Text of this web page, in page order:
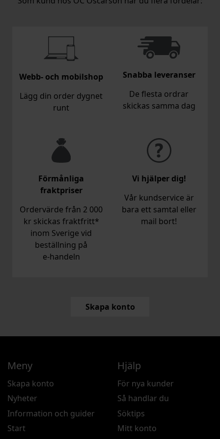
Webb- och mobilshop
Lägg din order dygnet
runt
Snabba leveranser
De flesta ordrar
skickas samma dag
Förmånliga
fraktpriser
Ordervärde från 2 000
kr skickas fraktfritt*
inom Sverige vid
beställning på
e‑handeln
Vi hjälper dig!
Vår kundservice är
bara ett samtal eller
mail bort!
Skapa konto
Meny
Skapa konto
Nyheter
Information och guider
Start
Hjälp
För nya kunder
Så handlar du
Söktips
Mitt konto